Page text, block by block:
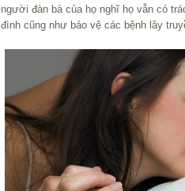
người đàn bà của họ nghĩ họ vẫn có
đình cũng như bảo vệ các bệnh lây